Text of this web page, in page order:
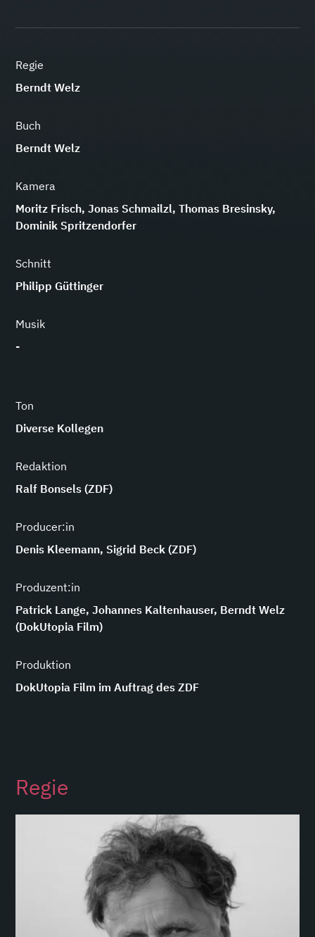
Regie
Berndt Welz
Buch
Berndt Welz
Kamera
Moritz Frisch, Jonas Schmailzl, Thomas Bresinsky,
Dominik Spritzendorfer
Schnitt
Philipp Güttinger
Musik
-
Ton
Diverse Kollegen
Redaktion
Ralf Bonsels (ZDF)
Producer:in
Denis Kleemann, Sigrid Beck (ZDF)
Produzent:in
Patrick Lange, Johannes Kaltenhauser, Berndt Welz
(DokUtopia Film)
Produktion
DokUtopia Film im Auftrag des ZDF
Regie